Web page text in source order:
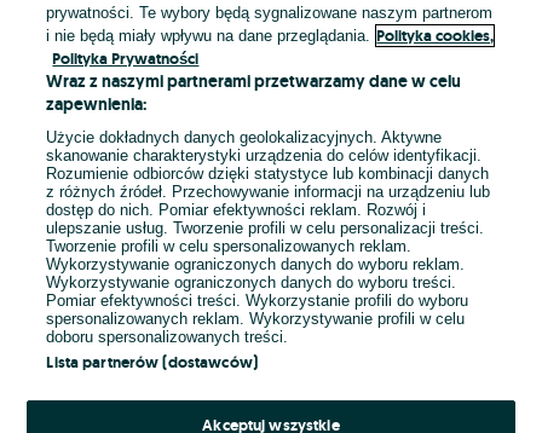
Kontynuuj przez konto Google
LUB
E-mail
Hasło
prywatności. Te wybory będą sygnalizowane naszym partnerom
i nie będą miały wpływu na dane przeglądania.
Polityka cookies,
Polityka Prywatności
Wraz z naszymi partnerami przetwarzamy dane w celu
zapewnienia:
Użycie dokładnych danych geolokalizacyjnych. Aktywne
skanowanie charakterystyki urządzenia do celów identyfikacji.
Rozumienie odbiorców dzięki statystyce lub kombinacji danych
z różnych źródeł. Przechowywanie informacji na urządzeniu lub
dostęp do nich. Pomiar efektywności reklam. Rozwój i
ulepszanie usług. Tworzenie profili w celu personalizacji treści.
Tworzenie profili w celu spersonalizowanych reklam.
Wykorzystywanie ograniczonych danych do wyboru reklam.
Wykorzystywanie ograniczonych danych do wyboru treści.
Pomiar efektywności treści. Wykorzystanie profili do wyboru
spersonalizowanych reklam. Wykorzystywanie profili w celu
doboru spersonalizowanych treści.
Lista partnerów (dostawców)
Akceptuj wszystkie